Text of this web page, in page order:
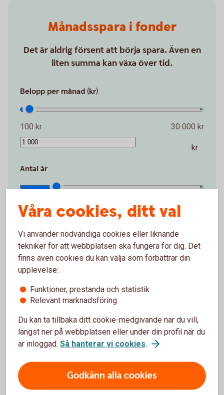
Månadsspara i fonder
Det är aldrig försent att börja spara. Även en
liten summa kan växa över tid.
Belopp per månad (kr)
100 kr 30 000 kr
kr
Antal år
1 år
Startbelopp (kr)
Avkastning per år (%)
Våra cookies, ditt val
Vi använder nödvändiga cookies eller liknande
tekniker för att webbplatsen ska fungera för dig. Det
finns även cookies du kan välja som förbättrar din
upplevelse:
Funktioner, prestanda och statistik
Relevant marknadsföring
Du kan ta tillbaka ditt cookie-medgivande när du vill,
längst ner på webbplatsen eller under din profil när du
är inloggad. Så hanterar vi cookies.
Godkänn alla cookies